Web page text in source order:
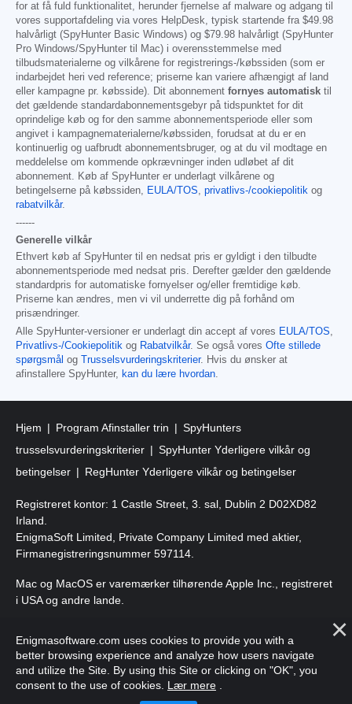
for at få fuld funktionalitet, herunder fjernelse af malware og adgang til
vores supportafdeling via vores HelpDesk, typisk startende fra $49.98
halvårligt (SpyHunter Basic Windows) og $79.98 halvårligt (SpyHunter
Pro Windows/SpyHunter til Mac) i overensstemmelse med
tilbudsmaterialerne og vilkårene for registrerings-/købssiden (som er
indarbejdet heri ved reference; priserne kan variere afhængigt af land
eller kampagne pr. købsside). Dit abonnement fornyes automatisk til
det gældende standardabonnementsgebyr på tidspunktet for dit
oprindelige køb og for den samme abonnementsperiode eller som
angivet i kampagnematerialerne/købssiden, forudsat at du er en
kontinuerlig og uafbrudt abonnementsbruger, og at du vil modtage en
meddelelse om kommende opkrævninger inden udløbet af dit
abonnement. Køb af SpyHunter er underlagt vilkårene og
betingelserne på købssiden, EULA/TOS, privatlivs-/cookiepolitik og
rabatvilkår.
------
Generelle vilkår
Ethvert køb af SpyHunter til en nedsat pris er gyldigt i den tilbudte
abonnementsperiode med nedsat pris. Derefter gælder den gældende
standardpris for automatiske fornyelser og/eller fremtidige køb.
Priserne kan ændres, men vi vil underrette dig på forhånd om
prisændringer.
Alle SpyHunter-versioner er underlagt din accept af vores EULA/TOS,
Privatlivs-/Cookiepolitik og Rabatvilkår. Se også vores Ofte stillede
spørgsmål og Trusselsvurderingskriterier. Hvis du ønsker at
afinstallere SpyHunter, kan du lære hvordan.
Hjem Program Afinstaller trin
SpyHunters
trusselsvurderingskriterier
SpyHunter Yderligere vilkår og
betingelser
RegHunter Yderligere vilkår og betingelser
Registreret kontor: 1 Castle Street, 3. sal, Dublin 2 D02XD82
Irland.
EnigmaSoft Limited, Private Company Limited med aktier,
Firmanegistreringsnummer 597114.
Mac og MacOS er varemærker tilhørende Apple Inc., registreret
i USA og andre lande.
forbeholdes.
Enigmasoftware.com uses cookies to provide you with a
better browsing experience and analyze how users navigate
and utilize the Site. By using this Site or clicking on "OK", you
consent to the use of cookies. Lær mere